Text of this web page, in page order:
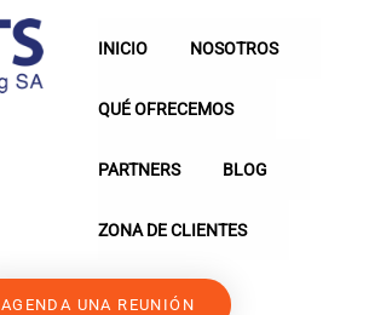
INICIO NOSOTROS
QUÉ OFRECEMOS
PARTNERS BLOG
ZONA DE CLIENTES
AGENDA UNA REUNIÓN